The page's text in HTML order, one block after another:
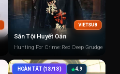
VIETSUB
Săn Tội Huyết Oán
Hunting For Crime: Red Deep Grudge
HOÀN TẤT (13/13) 4.9